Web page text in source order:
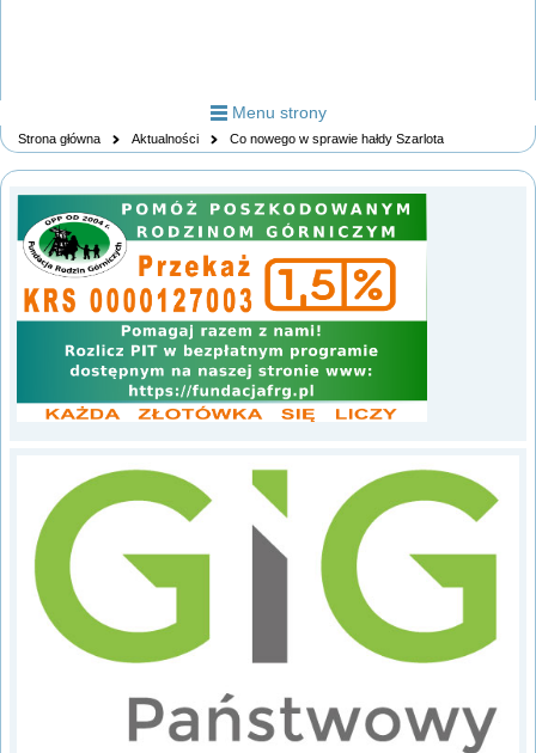
Menu strony
Strona główna Aktualności Co nowego w sprawie hałdy Szarlota